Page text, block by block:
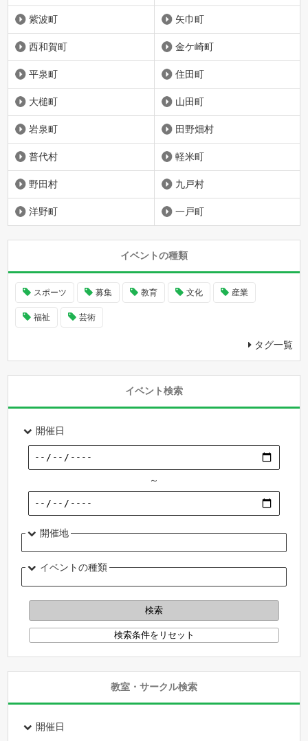
紫波町 矢巾町
西和賀町 金ケ崎町
平泉町 住田町
大槌町 山田町
岩泉町 田野畑村
普代村 軽米町
野田村 九戸村
洋野町 一戸町
イベントの種類
スポーツ 募集 教育 文化 産業
福祉 芸術
タグ一覧
イベント検索
開催日
～
開催地
イベントの種類
教室・サークル検索
開催日